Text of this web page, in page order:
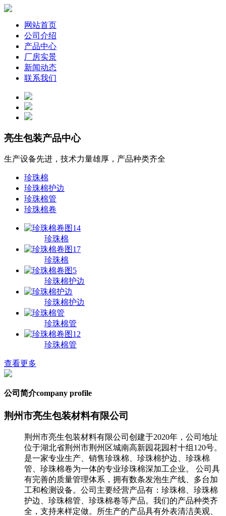
网站首页
公司介绍
产品中心
厂房实景
新闻动态
联系我们
亮生包装产品中心
生产设备先进，技术力量雄厚，产品种类齐全
珍珠棉
珍珠棉护边
珍珠棉管
珍珠棉卷
珍珠棉
珍珠棉
珍珠棉护边
珍珠棉护边
珍珠棉管
珍珠棉管
查看更多
公司简介company profile
荆州市亮生包装材料有限公司
荆州市亮生包装材料有限公司创建于2020年，公司地址
位于湖北省荆州市荆州区城南高新园花园村十组120号。
是一家专业生产、销售珍珠棉、珍珠棉护边、珍珠棉
管、珍珠棉卷为一体的专业珍珠棉深加工企业。 公司具
有完善的质量管理体系，拥有数条发泡生产线、多台加
工和检测设备。公司主要经营产品有：珍珠棉、珍珠棉
护边、珍珠棉管、珍珠棉卷等产品。我们的产品种类齐
全，支持来样定做。所生产的产品具有外表清洁美观、